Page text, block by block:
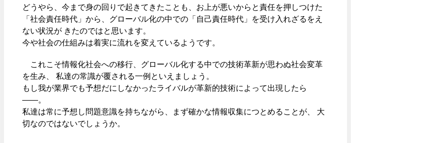
どうやら、今まで身の回りで起きてきたことも、お上が悪いからと責任を押しつけた
「社会責任時代」から、グローバル化の中での「自己責任時代」を受け入れざるをえ
ない状況が きたのではと思います。
今や社会の仕組みは着実に流れを変えているようです。
これこそ情報化社会への移行、グローバル化する中での技術革新が思わぬ社会変革
を生み、 私達の常識が覆される一例といえましょう。
もし我が業界でも予想だにしなかったライバルが革新的技術によって出現したら
――。
私達は常に予想し問題意識を持ちながら、まず確かな情報収集につとめることが、 大
切なのではないでしょうか。